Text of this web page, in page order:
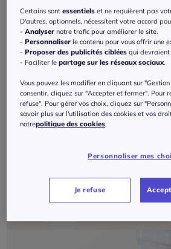
Bain Shorts
Certains sontessentiels et ne requièrent pas
D'autres, optionnels, nécessitent votre accord
-Analyser notre trafic pour améliorer le site.
-Personnaliser le contenu pour vous offrir une
-Proposer des publicités ciblées qui devraient
- Faciliter lepartage sur les réseaux sociaux
Vous pouvez les modifier en cliquant sur
consentir, cliquez sur "Accepter et fermer". Pour
refuse". Pour gérer vos choix, cliquez sur
savoir plus sur l'utilisation des cookies et vos
notrepolitique des cookies
Personnaliser mes
Je refuse